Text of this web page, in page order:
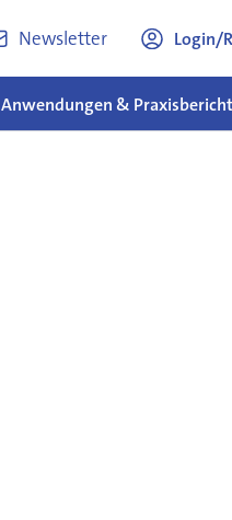
Newsletter Login/
Anwendungen &